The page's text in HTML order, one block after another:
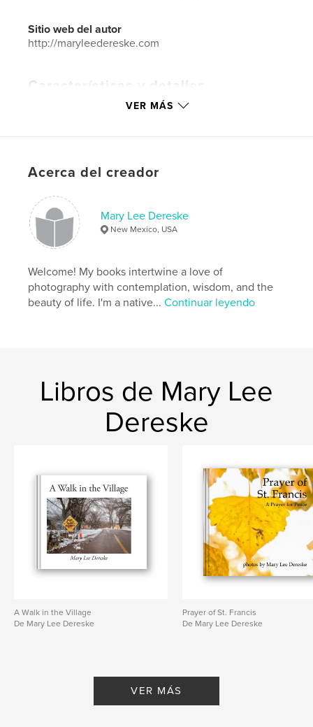
Sitio web del autor
http://maryleedereske.com
Características y detalles
Categoría principal: Libros de arte y fotografía
N.º de páginas:58
ISBN
Tapa blanda: 9781388611996
Tapa dura, sobrecubierta: 9781388612009
IdiomaEnglish
Palabras clave
VER MÁS
Acerca del creador
Mary Lee Dereske
New Mexico, USA
Welcome! My books intertwine a love of
photography with contemplation, wisdom, and the
beauty of life. I'm a native...Continuar leyendo
Libros de Mary Lee
Dereske
A Walk in the Village
De Mary Lee Dereske
Prayer of St. Francis
De Mary Lee Dereske
VER MÁS